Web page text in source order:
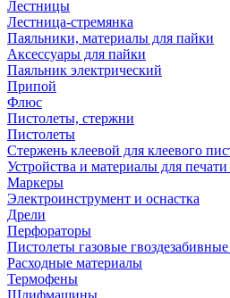
Лестницы
Лестница-стремянка
Паяльники, материалы для пайки
Аксессуары для пайки
Паяльник электрический
Припой
Флюс
Пистолеты, стержни
Пистолеты
Стержень клеевой для клеевого
Устройства и материалы для
Маркеры
Электроинструмент и оснастка
Дрели
Перфораторы
Пистолеты газовые
Расходные материалы
Термофены
Шлифмашины